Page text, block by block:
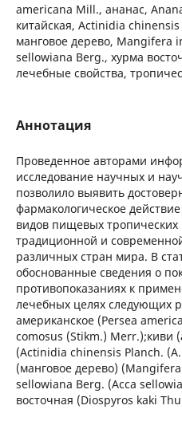
americana Mill., ананас,
китайская, Actinidia
манговое дерево, Mangifera
sellowiana Berg., хурма
лечебные свойства,
Аннотация
Проведенное авторами
исследование научных и
позволило выявить
фармакологическое
видов пищевых
традиционной и
различных стран мира. В
обоснованные сведения о
противопоказаниях к
лечебных целях следующих
американское (Persea
comosus (Stikm.) Merr.);киви
(Actinidia chinensis Planch.
(манговое дерево)
sellowiana Berg. (Acca
восточная (Diospyros kaki